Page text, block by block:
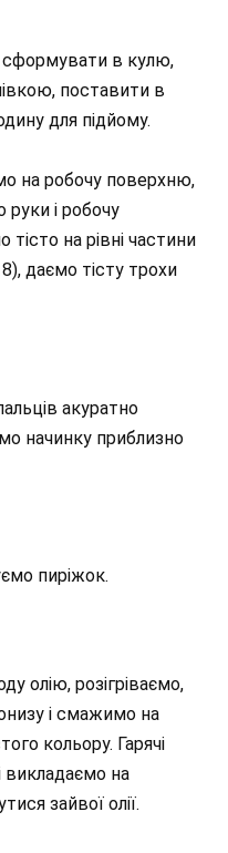
сформувати в кулю,
поставити в
для підйому.
на робочу поверхню,
і робочу
на рівні частини
даємо тісту трохи
акуратно
начинку приблизно
пиріжок.
олію, розігріваємо,
і смажимо на
кольору. Гарячі
викладаємо на
зайвої олії.